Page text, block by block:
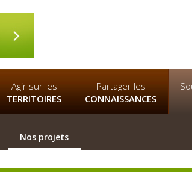
Agir sur les
TERRITOIRES
Partager les
CONNAISSANCES
Nos projets